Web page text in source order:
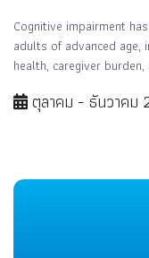
Cognitive impairment
adults of advanced age,
health, caregiver
ตุลาคม - ธันวาคม